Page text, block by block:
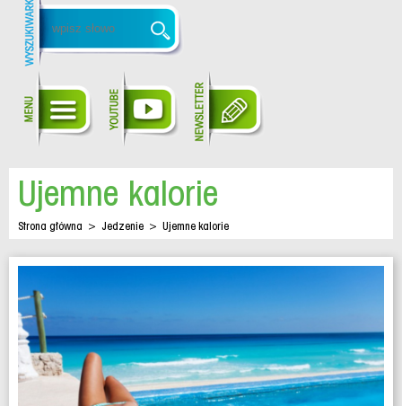
Ujemne kalorie
Strona główna > Jedzenie > Ujemne kalorie